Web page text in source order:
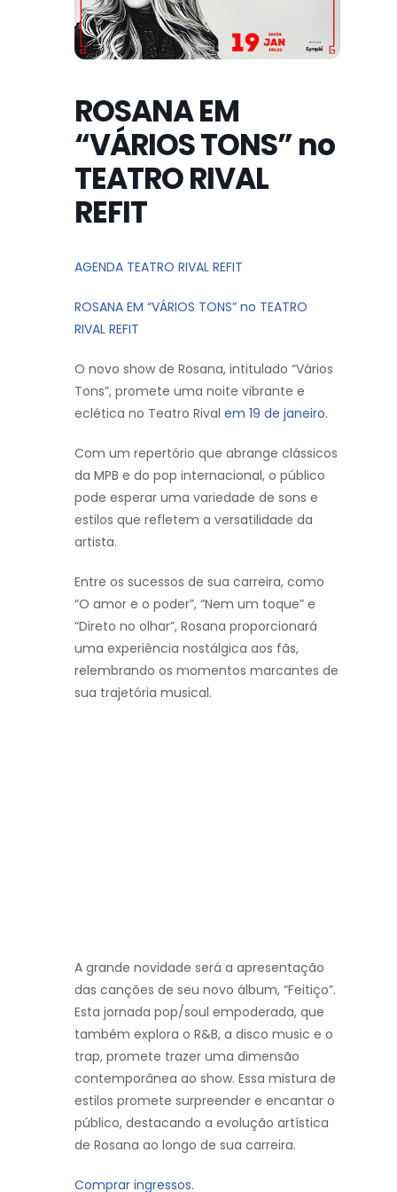
ROSANA EM
“VÁRIOS TONS” no
TEATRO RIVAL
REFIT
AGENDA TEATRO RIVAL REFIT
ROSANA EM “VÁRIOS TONS” no TEATRO
RIVAL REFIT
O novo show de Rosana, intitulado “Vários
Tons”, promete uma noite vibrante e
eclética no Teatro Rival em 19 de janeiro.
Com um repertório que abrange clássicos
da MPB e do pop internacional, o público
pode esperar uma variedade de sons e
estilos que refletem a versatilidade da
artista.
Entre os sucessos de sua carreira, como
“O amor e o poder”, “Nem um toque” e
“Direto no olhar”, Rosana proporcionará
uma experiência nostálgica aos fãs,
relembrando os momentos marcantes de
sua trajetória musical.
A grande novidade será a apresentação
das canções de seu novo álbum, “Feitiço”.
Esta jornada pop/soul empoderada, que
também explora o R&B, a disco music e o
trap, promete trazer uma dimensão
contemporânea ao show. Essa mistura de
estilos promete surpreender e encantar o
público, destacando a evolução artística
de Rosana ao longo de sua carreira.
Comprar ingressos.